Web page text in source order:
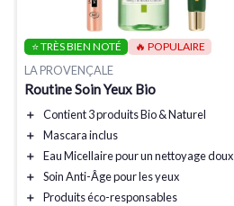
⭐ TRÈS BIEN NOTÉ 🔥 POPULAIRE
LA PROVENÇALE
Routine Soin Yeux Bio
＋ Contient3 produitsBio & Naturel
＋
Mascarainclus
＋
Eau Micellairepour un nettoyage doux
＋
Soin Anti-Âgepour les yeux
＋
Produitséco-responsables